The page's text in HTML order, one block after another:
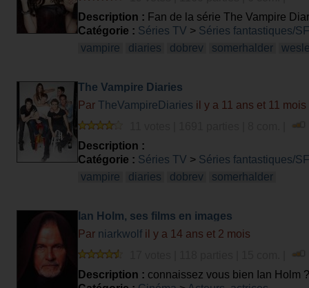
Description : Fan de la série The Vampire
Catégorie : Séries TV > Séries fantastiques/SF
vampire
diaries dobrev somerhalder
The Vampire Diaries
Par TheVampireDiaries il y a 11 ans et 11 mois
Description :
Catégorie : Séries TV > Séries fantastiques/SF
vampire
diaries dobrev somerhalder
Ian Holm, ses films en images
Par niarkwolf il y a 14 ans et 2 mois
Description : connaissez vous bien Ian Holm ?